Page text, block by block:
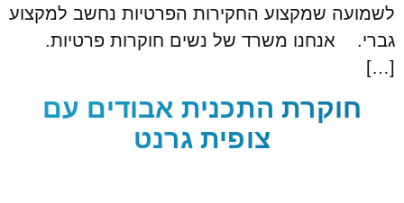
לשמועה שמקצוע החקירות הפרטיות נחשב למקצוע
גברי. אנחנו משרד של נשים חוקרות פרטיות.
[…]
חוקרת התכנית אבודים עם
צופית גרנט